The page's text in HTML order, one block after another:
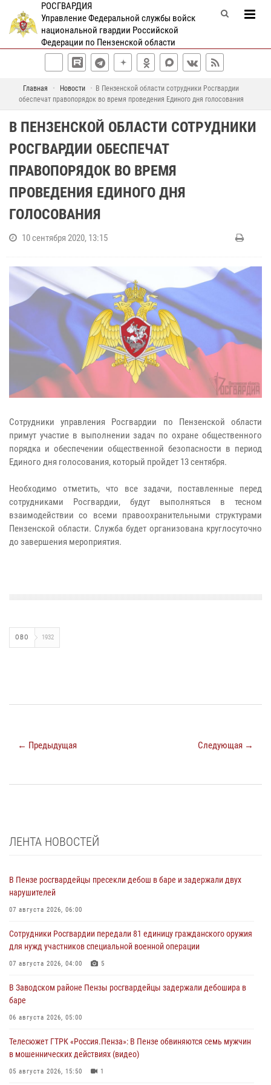
РОСГВАРДИЯ
Управление Федеральной службы войск
национальной гвардии Российской
Федерации по Пензенской области
Главная Новости
В Пензенской области сотрудники Росгвардии
обеспечат правопорядок во время проведения Единого дня голосования
В ПЕНЗЕНСКОЙ ОБЛАСТИ СОТРУДНИКИ
РОСГВАРДИИ ОБЕСПЕЧАТ
ПРАВОПОРЯДОК ВО ВРЕМЯ
ПРОВЕДЕНИЯ ЕДИНОГО ДНЯ
ГОЛОСОВАНИЯ
10 сентября 2020, 13:15
Сотрудники управления Росгвардии по Пензенской области
примут участие в выполнении задач по охране общественного
порядка и обеспечении общественной безопасности в период
Единого дня голосования, который пройдет 13 сентября.
Необходимо отметить, что все задачи, поставленные перед
сотрудниками Росгвардии, будут выполняться в тесном
взаимодействии со всеми правоохранительными структурами
Пензенской области. Служба будет организована круглосуточно
до завершения мероприятия.
ОВО 1932
← Предыдущая Следующая →
ЛЕНТА НОВОСТЕЙ
В Пензе росгвардейцы пресекли дебош в баре и задержали двух
нарушителей
07 августа 2026, 06:00
Сотрудники Росгвардии передали 81 единицу гражданского оружия
для нужд участников специальной военной операции
07 августа 2026, 04:00 5
В Заводском районе Пензы росгвардейцы задержали дебошира в
баре
06 августа 2026, 05:00
Телесюжет ГТРК «Россия.Пенза»: В Пензе обвиняются семь мужчин
в мошеннических действиях (видео)
05 августа 2026, 15:50 1